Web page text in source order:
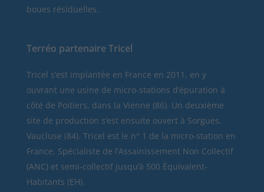
boues résiduelles.
Terréo partenaire Tricel
Tricel s’est implantée en France en 2011, en y
ouvrant une usine de micro-stations d’épuration à
côté de Poitiers, dans la Vienne (86). Un deuxième
site de production s’est ensuite ouvert à Sorgues,
Vaucluse (84). Tricel est le n° 1 de la micro-station en
France. Spécialiste de l’Assainissement Non Collectif
(ANC) et semi-collectif jusqu’à 500 Équivalent-
Habitants (EH).